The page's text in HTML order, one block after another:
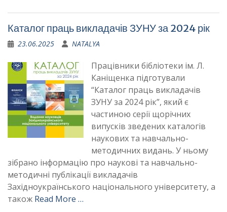
Каталог праць викладачів ЗУНУ за 2024 рік
23.06.2025 NATALYA
Працівники бібліотеки ім. Л.
Каніщенка підготували
“Каталог праць викладачів
ЗУНУ за 2024 рік”, який є
частиною серії щорічних
випусків зведених каталогів
наукових та навчально-
методичних видань. У ньому
зібрано інформацію про наукові та навчально-
методичні публікації викладачів
Західноукраїнського національного університету, а
також Read More …